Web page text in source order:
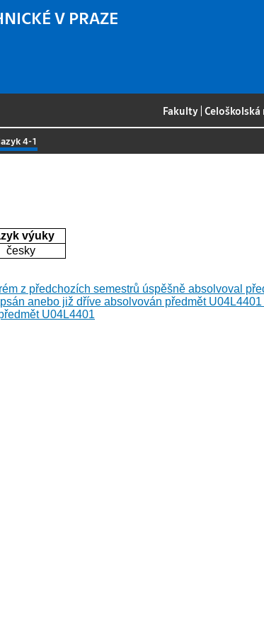
V PRAZE
Fakulty |
4-1
výuky
česky
z předchozích semestrů úspěšně absolvoval
anebo již dříve absolvován předmět
U04L4401